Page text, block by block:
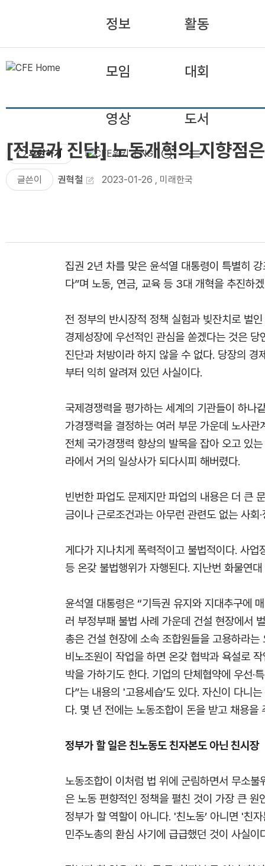
정보 활동
모임 대회
영상 도서
후원하기 ENG
[전문가 진단] 노동개혁의 지향점
글쓴이 권혁철 2023-01-26 , 미래한국
집권 2년 차를 맞은 윤석열 대통령이 특별히
다”며 노동, 연금, 교육 등 3대 개혁을 추진하
전 정부의 반시장적 정책 실험과 빚잔치로 벌
경제성장에 우선적인 관심을 쏟겠다는 것은
진단과 처방이라 하지 않을 수 없다. 당장의
부터 익히 알려져 있던 사실이다.
국제경쟁력을 평가하는 세계의 기관들이 하나
가경쟁력을 결정하는 여러 부문 가운데 노사
전체 국가경쟁력 향상의 발목을 잡아 오고 있
라에서 거의 일상사가 되다시피 해버렸다.
빈번한 파업도 문제지만 파업의 내용은 더 큰
금이나 근로조건과는 아무런 관련도 없는 사
게다가 지나치게 폭력적이고 불법적이다. 사
등 온갖 불법행위가 자행된다. 지난번 화물연
윤석열 대통령은 “기득권 유지와 지대추구에
러 부정부패 불법 사례 가운데 건설 현장에서
총은 건설 현장에 소속 조합원들을 고용하라
비노조원이 작업을 하면 온갖 협박과 욕설로
박을 가하기도 한다. 기업의 단체협약에 우선·
다”는 내용의 '고용세습’도 있다. 자신이 다니
다. 몇 년 전에는 노동조합이 돈을 받고 채용을
정부가 할 일은 친노동도 친자본도 아닌 친시장
노동조합이 이처럼 법 위에 군림하면서 무소
은 노동 편향적인 정책을 펼친 것이 가장 큰
정부가 할 역할이 아니다. '친노동’ 아니면 '친
민주노총의 환심 사기에 급급했던 것이 사실이